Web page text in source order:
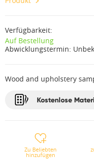
Verfügbarkeit:
Auf Bestellung
Abwicklungstermin:
Wood and upholstery
Kostenlose
Zu Beliebten
hinzufügen